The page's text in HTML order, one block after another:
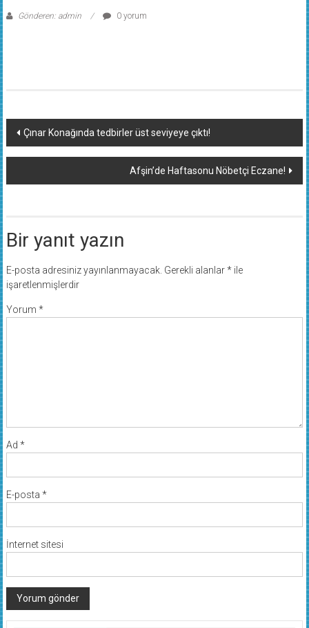
Gönderen: admin 0 yorum
Yazı
dolaşımı
Çınar Konağında tedbirler üst seviyeye çıktı!
Afşin’de Haftasonu Nöbetçi Eczane!
Bir yanıt yazın
E-posta adresiniz yayınlanmayacak. Gerekli alanlar*ile
işaretlenmişlerdir
Yorum *
Ad *
E-posta *
İnternet sitesi